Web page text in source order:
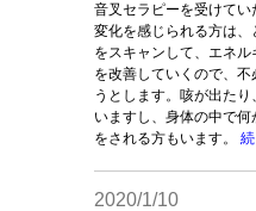
音叉セラピーを受けて
変化を感じられる方は
をスキャンして、エネ
を改善していくので、
うとします。咳が出た
いますし、身体の中で
をされる方もいます。
2020/1/10